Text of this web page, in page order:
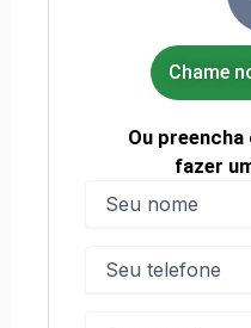
Chame
Ou
fazer